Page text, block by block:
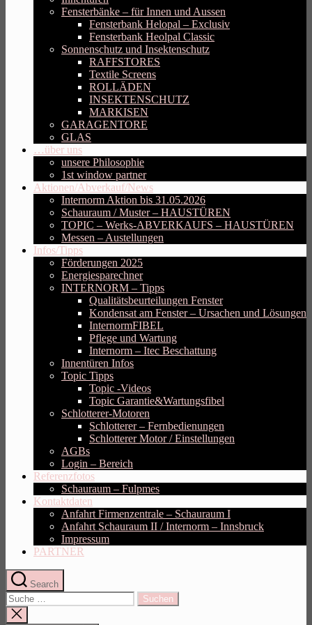
Fensterbänke – für Innen und Aussen
Fensterbank Helopal – Exclusiv
Fensterbank Heolpal Classic
Sonnenschutz und Insektenschutz
RAFFSTORES
Textile Screens
ROLLÄDEN
INSEKTENSCHUTZ
MARKISEN
GARAGENTORE
GLAS
…über uns
unsere Philosophie
1st window partner
Aktionen/Abverkauf/News
Internorm Aktion bis 31.05.2026
Schauraum / Muster – HAUSTÜREN
TOPIC – Werks-ABVERKAUFS – HAUSTÜREN
Messen – Austellungen
Infos/Tipps
Förderungen 2025
Energiesparechner
INTERNORM – Tipps
Qualitätsbeurteilungen Fenster
Kondensat am Fenster – Ursachen und Lösungen
InternormFIBEL
Pflege und Wartung
Internorm – Itec Beschattung
Innentüren Infos
Topic Tipps
Topic -Videos
Topic Garantie&Wartungsfibel
Schlotterer-Motoren
Schlotterer – Fernbedienungen
Schlotterer Motor / Einstellungen
AGBs
Login – Bereich
Referenzfotos
Schauraum – Fulpmes
Kontaktdaten
Anfahrt Firmenzentrale – Schauraum I
Anfahrt Schauraum II / Internorm – Innsbruck
Impressum
PARTNER
Search
Suche
nach:
Suche